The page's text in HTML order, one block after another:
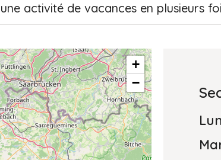
activité de vacances en plusieurs
+
−